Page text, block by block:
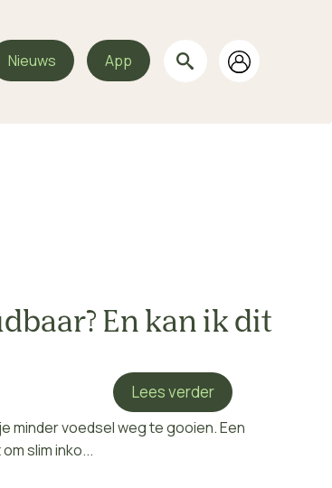
Nieuws App
En kan ik dit
minder voedsel weg te gooien. Een
slim inko...
Lees verder